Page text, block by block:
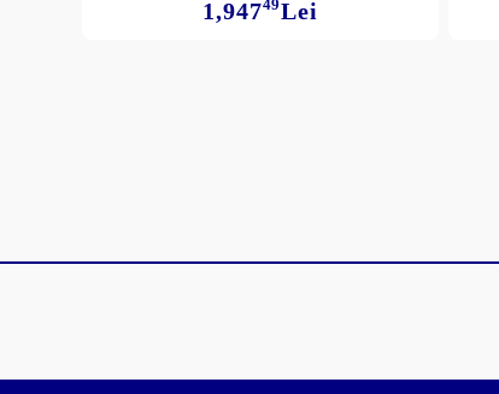
1,94749Lei